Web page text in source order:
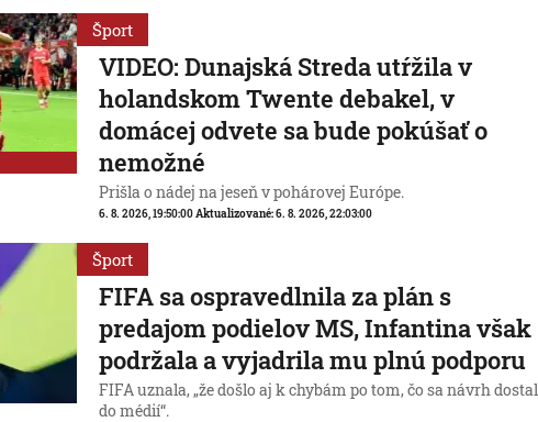
Šport
VIDEO: Dunajská Streda utŕžila v
holandskom Twente debakel, v
domácej odvete sa bude pokúšať o
nemožné
Prišla o nádej na jeseň v pohárovej Európe.
6. 8. 2026, 19:50:00 Aktualizované:6. 8. 2026, 22:03:00
Šport
FIFA sa ospravedlnila za plán s
predajom podielov MS, Infantina však
podržala a vyjadrila mu plnú podporu
FIFA uznala, „že došlo aj k chybám po tom, čo sa návrh dostal
do médií“.